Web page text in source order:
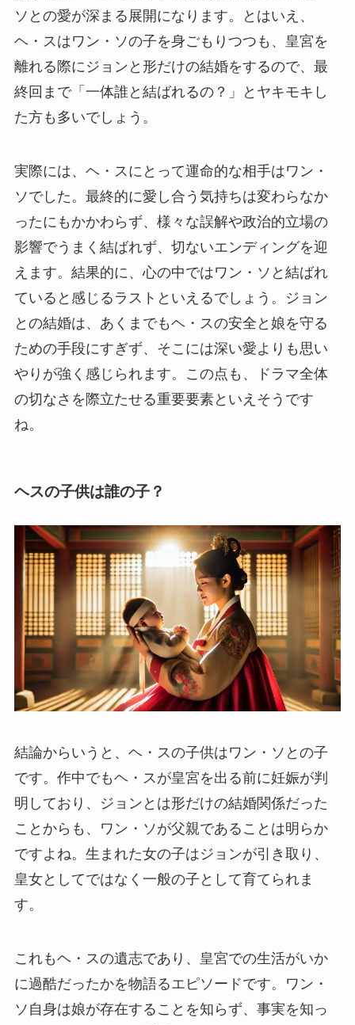
ソとの愛が深まる展開になります。とはいえ、
ヘ・スはワン・ソの子を身ごもりつつも、皇宮を
離れる際にジョンと形だけの結婚をするので、最
終回まで「一体誰と結ばれるの？」とヤキモキし
た方も多いでしょう。
実際には、ヘ・スにとって運命的な相手はワン・
ソでした。最終的に愛し合う気持ちは変わらなか
ったにもかかわらず、様々な誤解や政治的立場の
影響でうまく結ばれず、切ないエンディングを迎
えます。結果的に、心の中ではワン・ソと結ばれ
ていると感じるラストといえるでしょう。ジョン
との結婚は、あくまでもヘ・スの安全と娘を守る
ための手段にすぎず、そこには深い愛よりも思い
やりが強く感じられます。この点も、ドラマ全体
の切なさを際立たせる重要要素といえそうです
ね。
ヘスの子供は誰の子？
結論からいうと、ヘ・スの子供はワン・ソとの子
です。作中でもヘ・スが皇宮を出る前に妊娠が判
明しており、ジョンとは形だけの結婚関係だった
ことからも、ワン・ソが父親であることは明らか
ですよね。生まれた女の子はジョンが引き取り、
皇女としてではなく一般の子として育てられま
す。
これもヘ・スの遺志であり、皇宮での生活がいか
に過酷だったかを物語るエピソードです。ワン・
ソ自身は娘が存在することを知らず、事実を知っ